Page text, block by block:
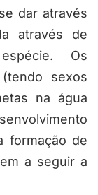
dar através
através de
Os
sexos
na água
formação de
a seguir a